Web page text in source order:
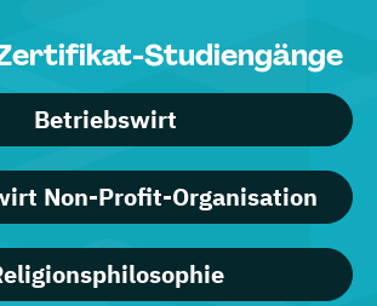
Studiengänge
Betriebswirt
Non-Profit-Organisation